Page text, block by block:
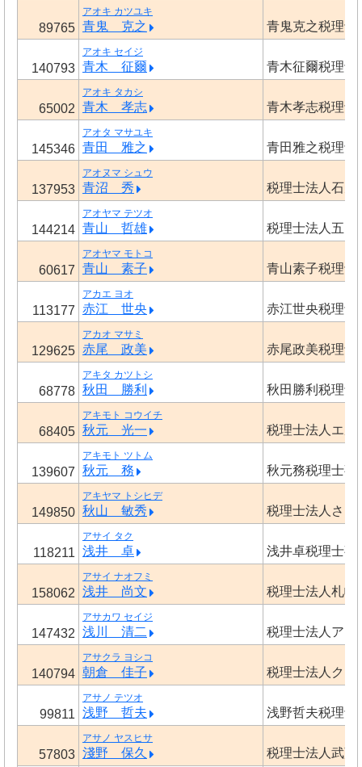
89765
アオキ カツユキ
青鬼 克之 青鬼克之税理士
140793
アオキ セイジ
青木 征爾 青木征爾税理士
65002
アオキ タカシ
青木 孝志 青木孝志税理士
145346
アオタ マサユキ
青田 雅之 青田雅之税理士
137953
アオヌマ シュウ
青沼 秀 税理士法人石丸
144214
アオヤマ テツオ
青山 哲雄 税理士法人五ノ
60617
アオヤマ モトコ
青山 素子 青山素子税理士
113177
アカエ ヨオ
赤江 世央 赤江世央税理士
129625
アカオ マサミ
赤尾 政美 赤尾政美税理士
68778
アキタ カツトシ
秋田 勝利 秋田勝利税理士
68405
アキモト コウイチ
秋元 光一 税理士法人エル
139607
アキモト ツトム
秋元 務 秋元務税理士事
149850
アキヤマ トシヒデ
秋山 敏秀 税理士法人さく
118211
アサイ タク
浅井 卓 浅井卓税理士事
158062
アサイ ナオフミ
浅井 尚文 税理士法人札幌
147432
アサカワ セイジ
浅川 清二 税理士法人アク
140794
アサクラ ヨシコ
朝倉 佳子 税理士法人クロ
99811
アサノ テツオ
浅野 哲夫 浅野哲夫税理士
57803
アサノ ヤスヒサ
淺野 保久 税理士法人武藤